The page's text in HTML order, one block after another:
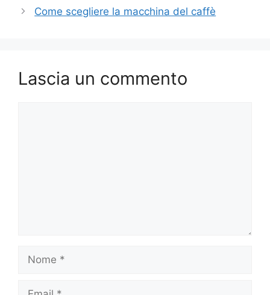
Come scegliere la macchina del caffè
Lascia un commento
Nome
Email